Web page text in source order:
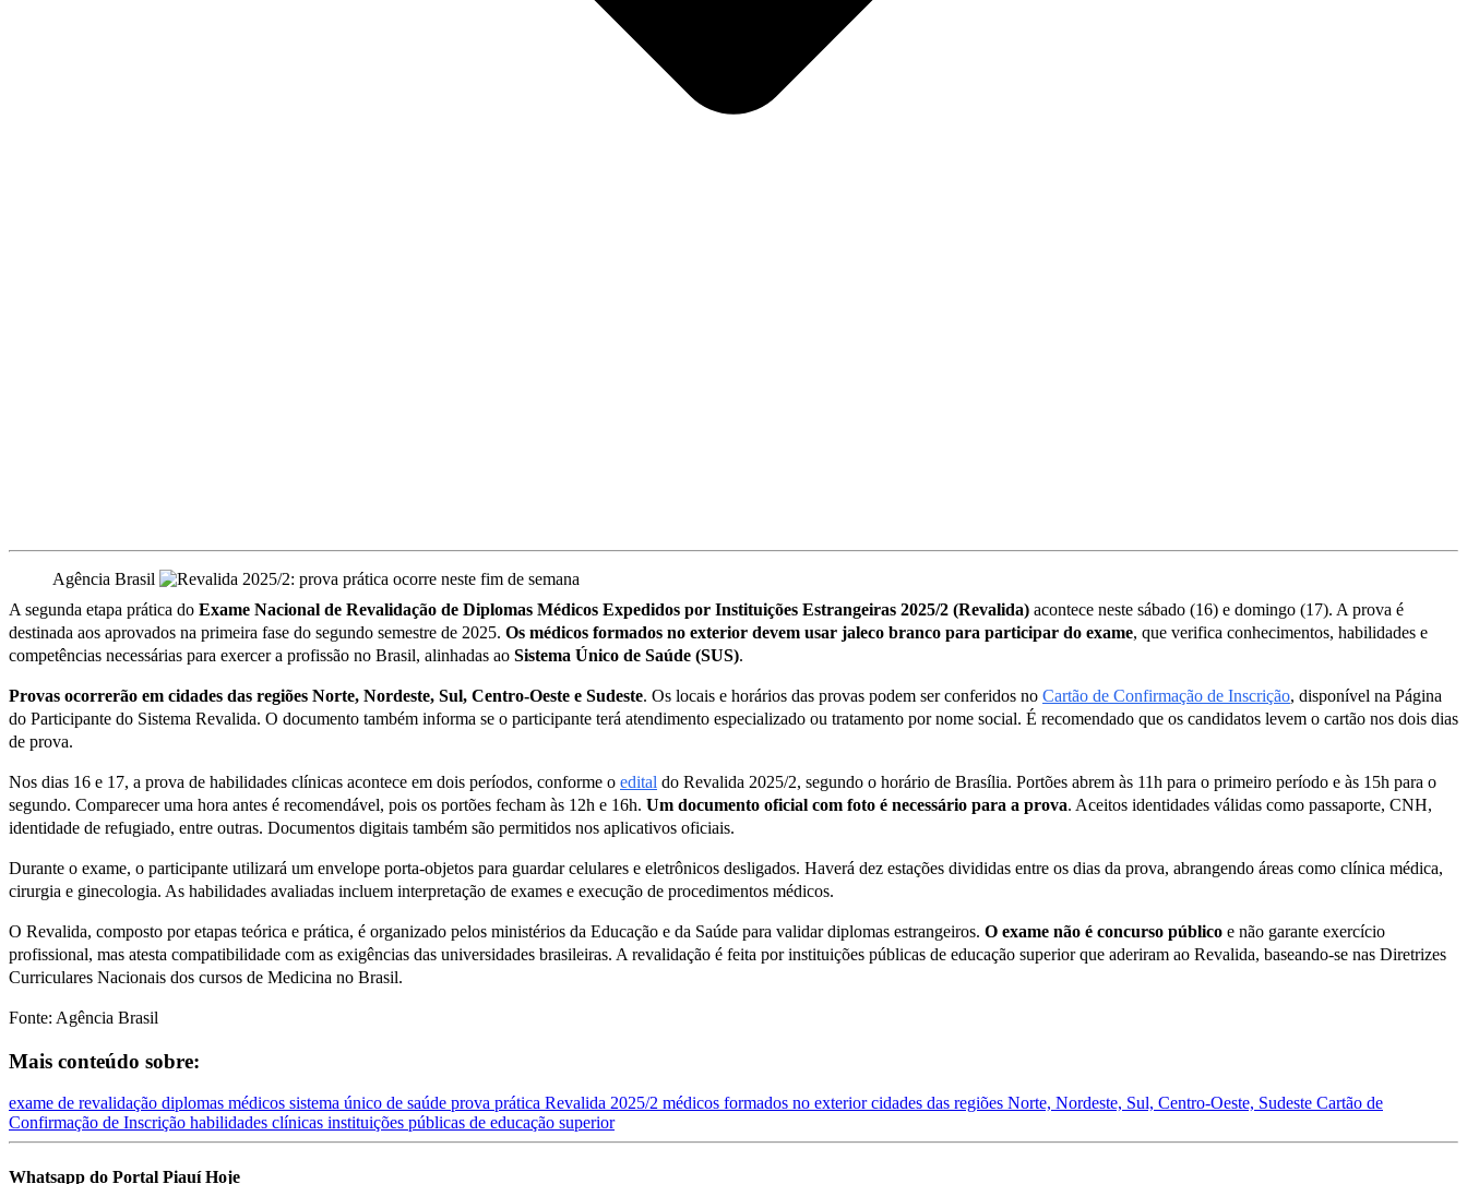
Agência Brasil
A segunda etapa prática do Exame Nacional de Revalidação de Diplomas Médicos Expedidos por Instituições Estrangeiras 2025/2 (Revalida) acontece neste sábado (16) e domingo (17). A prova é
destinada aos aprovados na primeira fase do segundo semestre de 2025. Os médicos formados no exterior devem usar jaleco branco para participar do exame, que verifica conhecimentos, habilidades e
competências necessárias para exercer a profissão no Brasil, alinhadas ao Sistema Único de Saúde (SUS).
Provas ocorrerão em cidades das regiões Norte, Nordeste, Sul, Centro-Oeste e Sudeste. Os locais e horários das provas podem ser conferidos no Cartão de Confirmação de Inscrição, disponível na Página
do Participante do Sistema Revalida. O documento também informa se o participante terá atendimento especializado ou tratamento por nome social. É recomendado que os candidatos levem o cartão nos dois dias
de prova.
Nos dias 16 e 17, a prova de habilidades clínicas acontece em dois períodos, conforme o edital do Revalida 2025/2, segundo o horário de Brasília. Portões abrem às 11h para o primeiro período e às 15h para o
segundo. Comparecer uma hora antes é recomendável, pois os portões fecham às 12h e 16h. Um documento oficial com foto é necessário para a prova. Aceitos identidades válidas como passaporte, CNH,
identidade de refugiado, entre outras. Documentos digitais também são permitidos nos aplicativos oficiais.
Durante o exame, o participante utilizará um envelope porta-objetos para guardar celulares e eletrônicos desligados. Haverá dez estações divididas entre os dias da prova, abrangendo áreas como clínica médica,
cirurgia e ginecologia. As habilidades avaliadas incluem interpretação de exames e execução de procedimentos médicos.
O Revalida, composto por etapas teórica e prática, é organizado pelos ministérios da Educação e da Saúde para validar diplomas estrangeiros. O exame não é concurso público e não garante exercício
profissional, mas atesta compatibilidade com as exigências das universidades brasileiras. A revalidação é feita por instituições públicas de educação superior que aderiram ao Revalida, baseando-se nas Diretrizes
Curriculares Nacionais dos cursos de Medicina no Brasil.
Fonte: Agência Brasil
Mais conteúdo sobre:
exame de revalidação diplomas médicos sistema único de saúde prova prática Revalida 2025/2 médicos formados no exteriorcidades das regiões Norte, Nordeste, Sul, Centro-Oeste, Sudeste Cartão de
Confirmação de Inscrição habilidades clínicas instituições públicas de educação superior
Whatsapp do Portal Piauí Hoje